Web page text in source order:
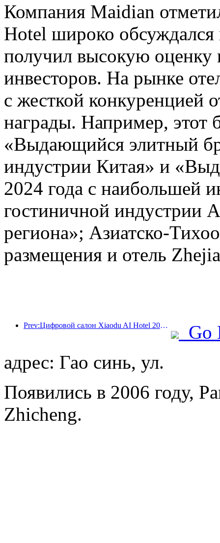
Компания Maidian
Hotel широко
получил высокую оценку
инвесторов. На рынке
с жесткой конкуренцией
награды. Например, этот
«Выдающийся элитный
индустрии Китая» и
2024 года с наибольшей
гостиничной индустрии
региона»; Азиатско-
размещения и отель
Prev:Цифровой салон Xiaodu AI Hotel 2024 успешно завершился! Ускорить реконструкцию будущего отеля
Go
адрес: Гао синь, ул.
Появились в 2006 году,
Zhicheng.